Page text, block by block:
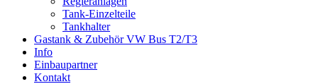
Tank-Einzelteile
Tankhalter
Gastank & Zubehör VW Bus T2/T3
Info
Einbaupartner
Kontakt